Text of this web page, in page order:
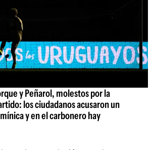
y Peñarol, molestos por la
los ciudadanos acusaron un
y en el carbonero hay